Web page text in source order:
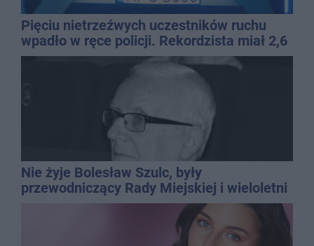
Pięciu nietrzeźwych uczestników ruchu
wpadło w ręce policji. Rekordzista miał 2,6
promila
Nie żyje Bolesław Szulc, były
przewodniczący Rady Miejskiej i wieloletni
dyrektor SP 14